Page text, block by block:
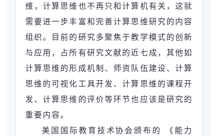
维，计算思维也不再只和计算机有关，这就
需要进一步丰富和完善计算思维研究的内容
组织。目前的研究多聚焦于教学模式的创新
与应用，占所有研究文献的近七成，其他如
计算思维的形成机制、师资队伍建设、计算
思维的可视化工具开发、计算思维的课程开
发、计算思维的评价等环节也应该是研究的
重要内容。
美国国际教育技术协会颁布的 《能力